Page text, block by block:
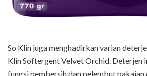
So Klin juga menghadirkan varian
Klin Softergent Velvet Orchid. Deterjen
fungsi pembersih dan pelembut